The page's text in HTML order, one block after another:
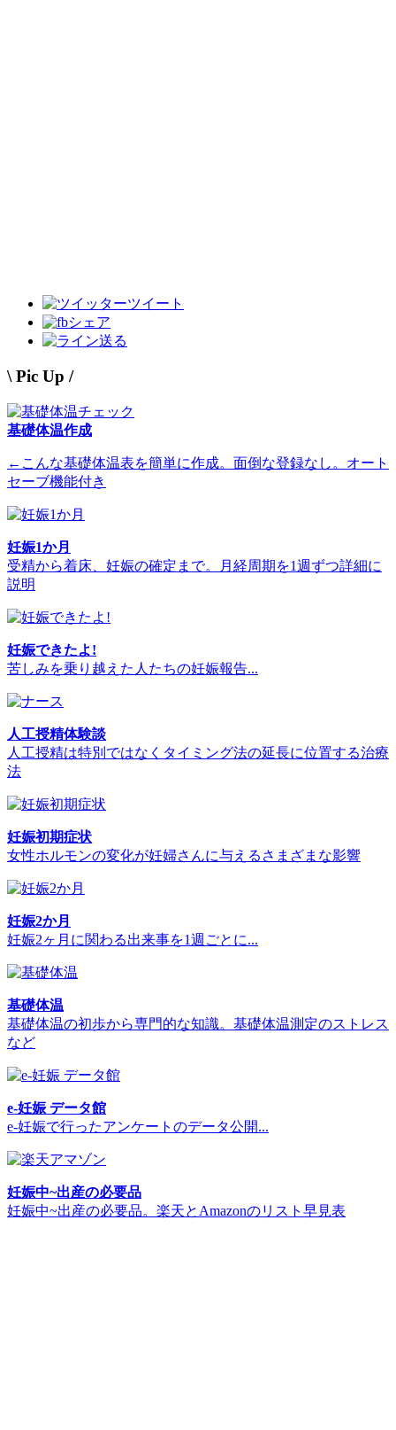
ツイート
シェア
送る
\ Pic Up /
基礎体温作成
←こんな基礎体温表を簡単に作成。面倒な登録なし。オート
セーブ機能付き
妊娠1か月
受精から着床、妊娠の確定まで。月経周期を1週ずつ詳細に
説明
妊娠できたよ!
苦しみを乗り越えた人たちの妊娠報告...
人工授精体験談
人工授精は特別ではなくタイミング法の延長に位置する治療
法
妊娠初期症状
女性ホルモンの変化が妊婦さんに与えるさまざまな影響
妊娠2か月
妊娠2ヶ月に関わる出来事を1週ごとに...
基礎体温
基礎体温の初歩から専門的な知識。基礎体温測定のストレス
など
e-妊娠 データ館
e-妊娠で行ったアンケートのデータ公開...
妊娠中~出産の必要品
妊娠中~出産の必要品。楽天とAmazonのリスト早見表